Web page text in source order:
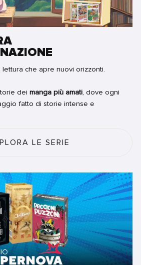
che apre nuovi orizzonti.
dei manga più amati , dove ogni
fatto di storie intense e
LE SERIE